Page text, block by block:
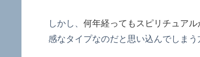
しかし、 何年経ってもスピリチュア
感なタイプなのだと思い込んでしまう